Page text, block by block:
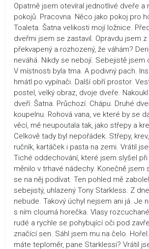
Opatrně jsem otevíral jednotlivé dveře a
pokojů. Pracovna. Něco jako pokoj pro
Toaleta. Šatna velikosti mojí ložnice.
dveřmi jsem se zastavil. Opravdu jsem
překvapený a rozhozený, že váhám?
neváhá. Nikdy se nebojí. Sebejistě jsem
V místnosti byla tma. A podivný pach.
hmátl po vypínači. Další obří prostor.
postel, velký obraz, dvoje dveře.
dveří. Šatna. Průchozí. Chápu. Druhé
koupelnu. Rohová vana, ve které by se
věcí, mě neupoutala tak, jako střepy a
Celkově tady byl nepořádek. Střepy,
ručník, kartáček i pasta na zemi. Vrátil
Tiché oddechování, které jsem slyšel při
měnilo v trhavé nádechy. Konečně jsem
se na něj podívat. Ten pohled mě
sebejistý, uhlazený Tony Starkless. Z
nebude. Takový úchyl nejsem ani já. Je
s ním cloumá horečka. Vlasy
rudé a rychle se pohybující oči pod
značící sen. Sáhl jsem mu na čelo.
máte teploměr, pane Starklessi? Vrátil